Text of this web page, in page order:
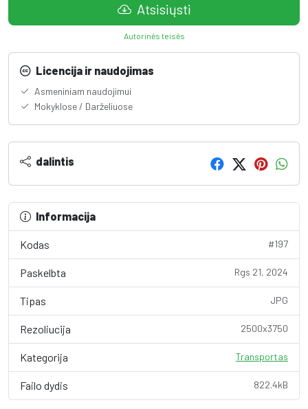
Atsisiųsti
Autorinės teisės
Licencija ir naudojimas
Asmeniniam naudojimui
Mokyklose / Darželiuose
dalintis
Informacija
Kodas #197
Paskelbta Rgs 21, 2024
Tipas JPG
Rezoliucija 2500x3750
Kategorija Transportas
Failo dydis 822.4kB